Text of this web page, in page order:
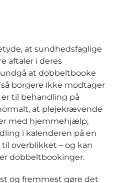
at sundhedsfaglige
aftaler i deres
at dobbeltbooke
borgere ikke modtager
til behandling på
at plejekrævende
med hjemmehjælp,
i kalenderen på en
overblikket – og kan
dobbeltbookinger.
og fremmest gøre det